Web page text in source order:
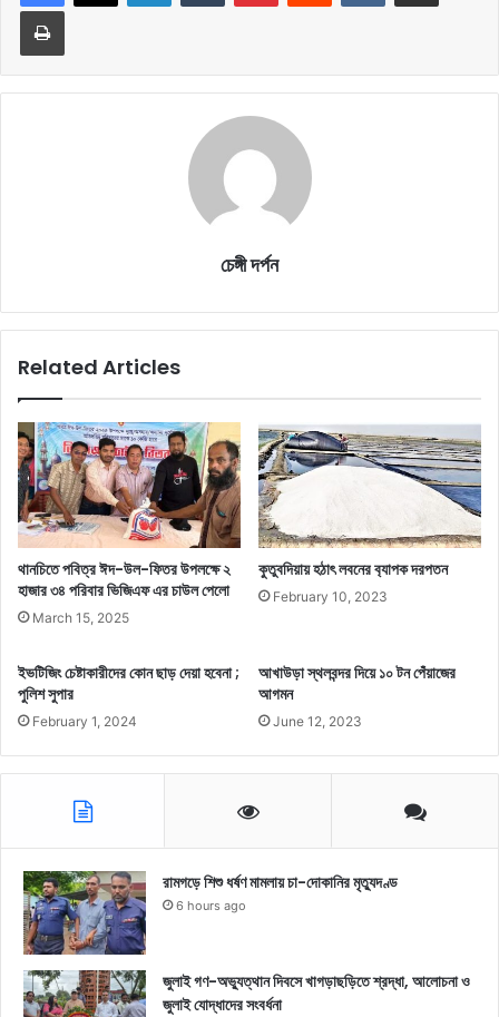
Print
চেঙ্গী দর্পন
Related Articles
থানচিতে পবিত্র ঈদ-উল-ফিতর উপলক্ষে ২
হাজার ৩৪ পরিবার ভিজিএফ এর চাউল পেলো
March 15, 2025
কুতুবদিয়ায় হঠাৎ লবনের ব‍্যাপক দরপতন
February 10, 2023
ইভটিজিং চেষ্টাকারীদের কোন ছাড় দেয়া হবেনা ;
পুলিশ সুপার
February 1, 2024
আখাউড়া স্থলবন্দর দিয়ে ১০ টন পেঁয়াজের
আগমন
June 12, 2023
রামগড়ে শিশু ধর্ষণ মামলায় চা-দোকানির মৃত্যুদণ্ড
6 hours ago
জুলাই গণ-অভ্যুত্থান দিবসে খাগড়াছড়িতে শ্রদ্ধা, আলোচনা ও
জুলাই যোদ্ধাদের সংবর্ধনা